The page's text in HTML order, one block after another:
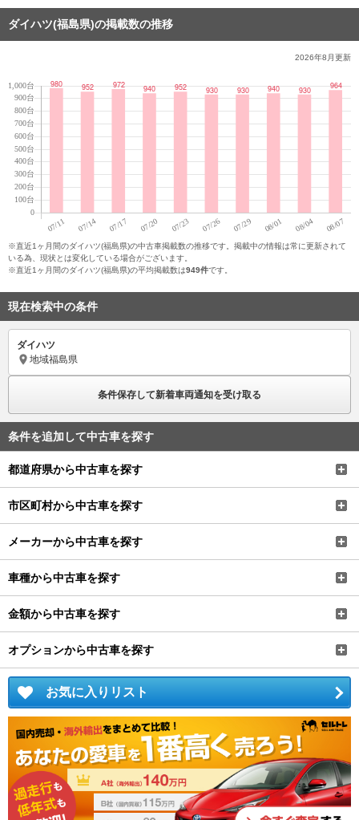
ダイハツ(福島県)の掲載数の推移
2026年8月更新
※直近1ヶ月間のダイハツ(福島県)の中古車掲載数の推移です。掲載中の情報は常に更新されて
いる為、現状とは変化している場合がございます。
※直近1ヶ月間のダイハツ(福島県)の平均掲載数は949件です。
現在検索中の条件
ダイハツ
地域福島県
条件保存して新着車両通知を受け取る
条件を追加して中古車を探す
都道府県から中古車を探す
市区町村から中古車を探す
メーカーから中古車を探す
車種から中古車を探す
金額から中古車を探す
オプションから中古車を探す
お気に入りリスト